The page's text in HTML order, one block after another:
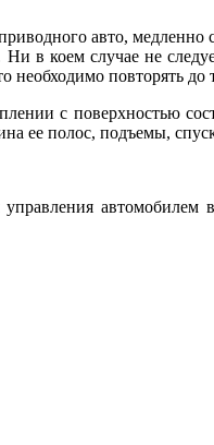
авто,
случае не
повторять
с поверхностью
ее полос, подъемы,